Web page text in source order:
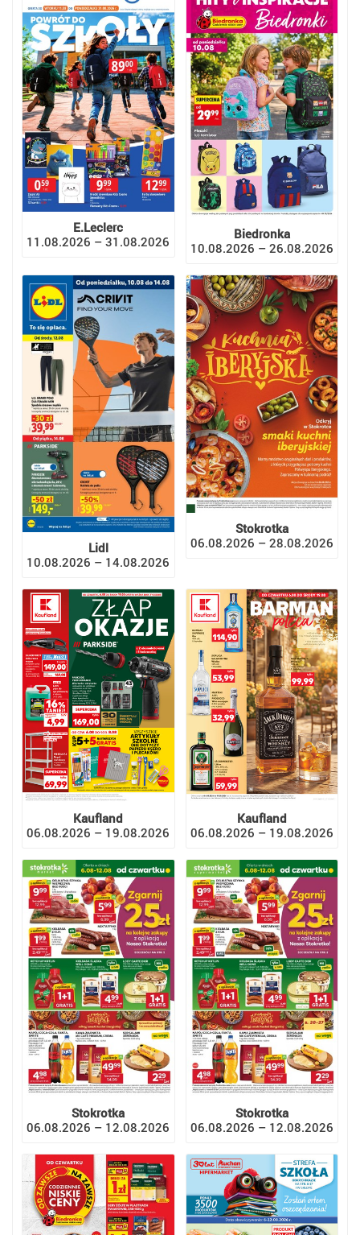
E.Leclerc
11.08.2026 – 31.08.2026
Biedronka
10.08.2026 – 26.08.2026
Lidl
10.08.2026 – 14.08.2026
Stokrotka
06.08.2026 – 28.08.2026
Kaufland
06.08.2026 – 19.08.2026
Kaufland
06.08.2026 – 19.08.2026
Stokrotka
06.08.2026 – 12.08.2026
Stokrotka
06.08.2026 – 12.08.2026